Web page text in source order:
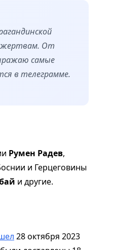
жертвам. От
самые
в телеграмме.
Румен Радев,
и Герцеговины
и другие.
28 октября 2023